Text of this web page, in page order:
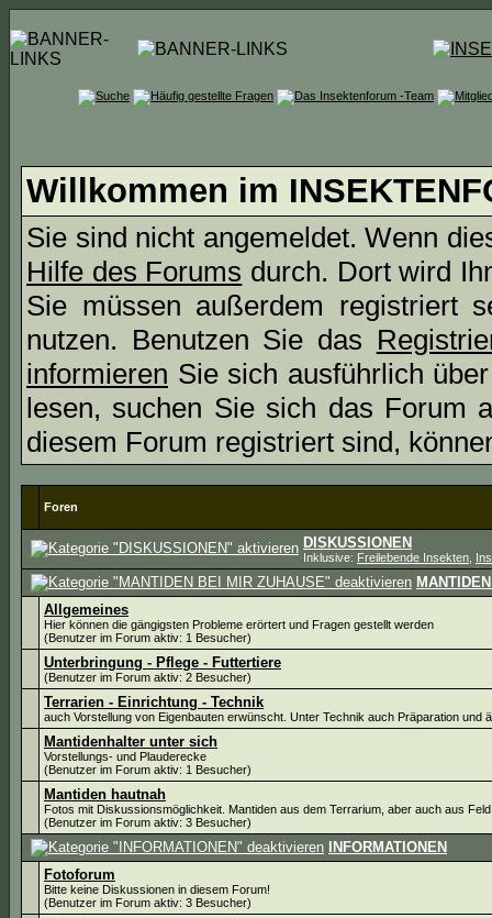
Willkommen im
Sie sind nicht angemeldet. Wenn
Hilfe des Forums durch. Dort wird
Sie müssen außerdem registriert
nutzen. Benutzen Sie das
informieren Sie sich ausführlich
lesen, suchen Sie sich das Forum
diesem Forum registriert sind,
Foren
DISKUSSIONEN
Inklusive: Freilebende Insekten
Allgemeines
Hier können die gängigsten Probleme erörtert und Fragen gestellt werden
(Benutzer im Forum aktiv: 1 Besucher)
Unterbringung - Pflege - Futtertiere
(Benutzer im Forum aktiv: 2 Besucher)
Terrarien - Einrichtung - Technik
auch Vorstellung von Eigenbauten erwünscht. Unter Technik auch Präparation und
Mantidenhalter unter sich
Vorstellungs- und Plauderecke
(Benutzer im Forum aktiv: 1 Besucher)
Mantiden hautnah
Fotos mit Diskussionsmöglichkeit. Mantiden aus dem Terrarium, aber auch aus
(Benutzer im Forum aktiv: 3 Besucher)
INFORMATIONEN
Fotoforum
Bitte keine Diskussionen in diesem Forum!
(Benutzer im Forum aktiv: 3 Besucher)